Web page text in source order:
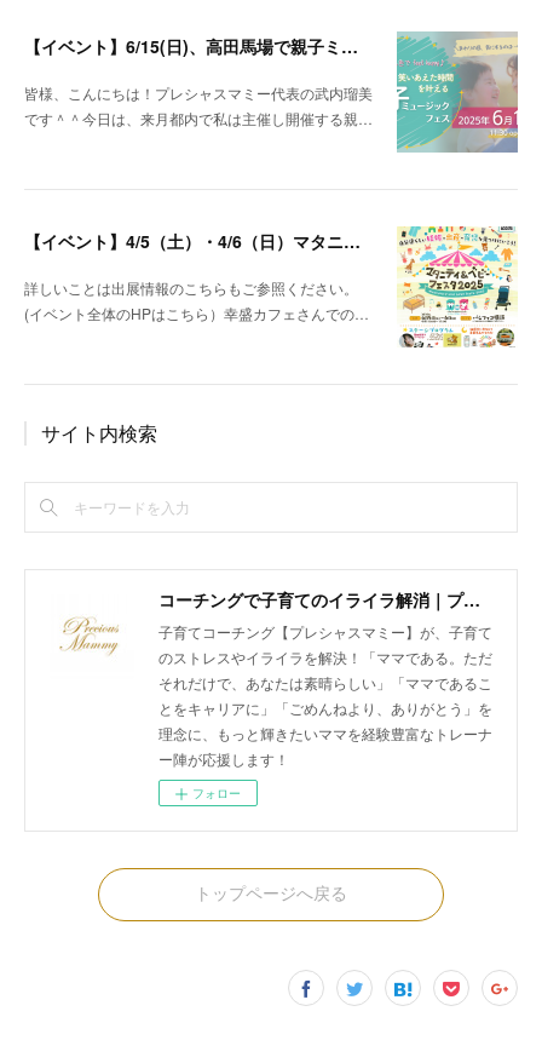
【イベント】6/15(日)、高田馬場で親子ミュージックフェスを開催します♪
皆様、こんにちは！プレシャスマミー代表の武内瑠美
です＾＾今日は、来月都内で私は主催し開催する親…
【イベント】4/5（土）・4/6（日）マタニティ＆ベビーフェスタ＠パシフィコ横浜 出展します！
詳しいことは出展情報のこちらもご参照ください。
(イベント全体のHPはこちら）幸盛カフェさんでの…
サイト内検索
コーチングで子育てのイライラ解消｜プレシャスマミー 公式ホームページ
子育てコーチング【プレシャスマミー】が、子育て
のストレスやイライラを解決！「ママである。ただ
それだけで、あなたは素晴らしい」「ママであるこ
とをキャリアに」「ごめんねより、ありがとう」を
理念に、もっと輝きたいママを経験豊富なトレーナ
ー陣が応援します！
フォロー
トップページへ戻る